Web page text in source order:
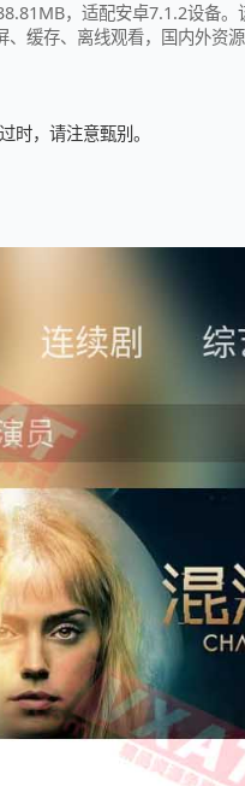
，适配安卓7.1.2设备
缓存、离线观看，国内外资
时，请注意甄别。